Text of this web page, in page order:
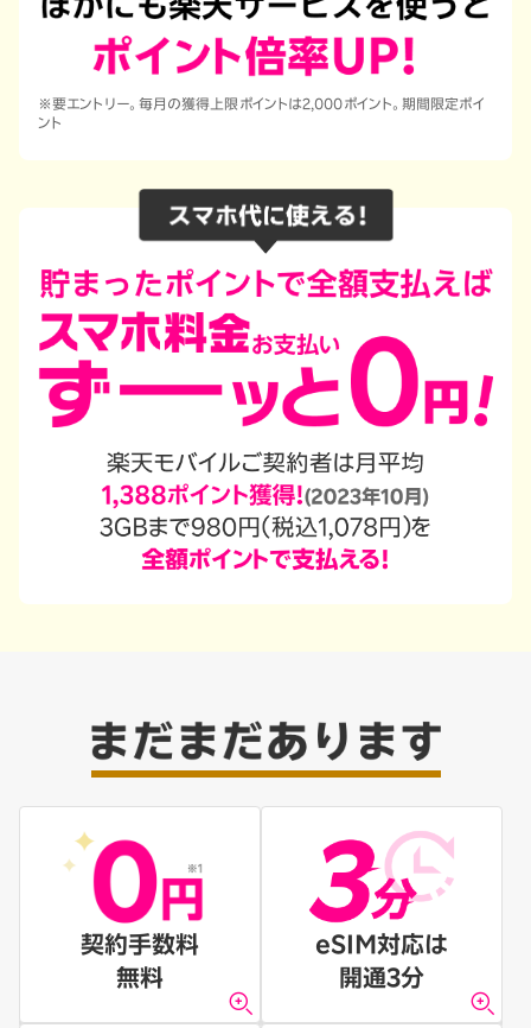
※要エントリー。毎月の獲得上限ポイントは2,000ポイント。期間限定ポイ
ント
契約手数料
無料
eSIM対応は
開通3分